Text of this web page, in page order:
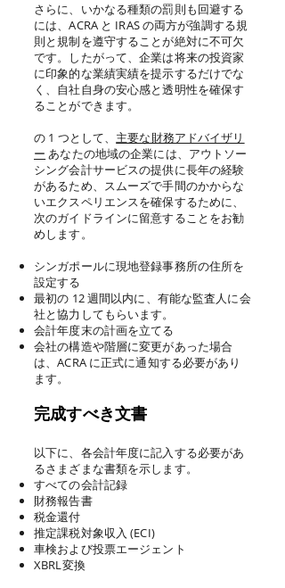
さらに、いかなる種類の罰則も回避する
には、ACRA と IRAS の両方が強調する規
則と規制を遵守することが絶対に不可欠
です。したがって、企業は将来の投資家
に印象的な業績実績を提示するだけでな
く、自社自身の安心感と透明性を確保す
ることができます。
の 1 つとして、 主要な財務アドバイザリ
ー あなたの地域の企業には、アウトソー
シング会計サービスの提供に長年の経験
があるため、スムーズで手間のかからな
いエクスペリエンスを確保するために、
次のガイドラインに留意することをお勧
めします。
シンガポールに現地登録事務所の住所を
設定する
最初の 12 週間以内に、有能な監査人に会
社と協力してもらいます。
会計年度末の計画を立てる
会社の構造や階層に変更があった場合
は、ACRA に正式に通知する必要があり
ます。
完成すべき文書
以下に、各会計年度に記入する必要があ
るさまざまな書類を示します。
すべての会計記録
財務報告書
税金還付
推定課税対象収入 (ECI)
車検および投票エージェント
XBRL変換